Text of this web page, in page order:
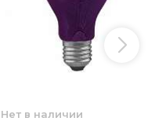
Нет в наличии